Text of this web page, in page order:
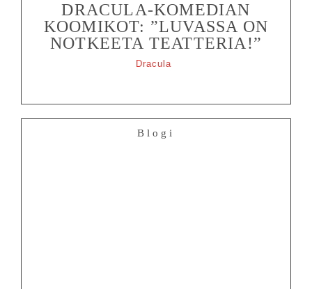
DRACULA-KOMEDIAN
KOOMIKOT: ”LUVASSA ON
NOTKEETA TEATTERIA!”
Dracula
Blogi